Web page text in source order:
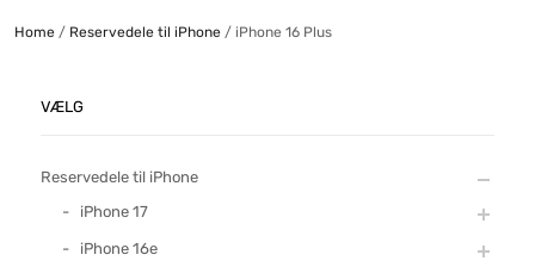
Home/ Reservedele til iPhone/ iPhone 16 Plus
VÆLG
Reservedele til iPhone
iPhone 17
iPhone 16e